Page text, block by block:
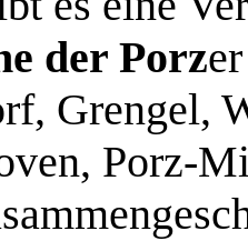
der Porz
Grengel,
Porz-